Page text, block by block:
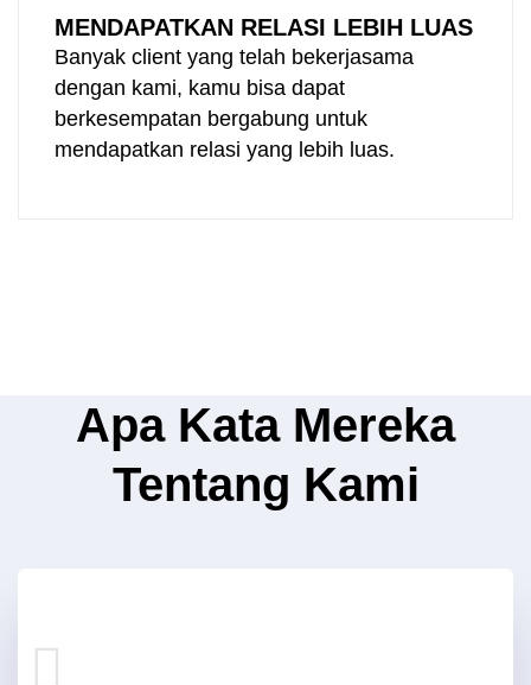
MENDAPATKAN RELASI LEBIH LUAS
Banyak client yang telah bekerjasama
dengan kami, kamu bisa dapat
berkesempatan bergabung untuk
mendapatkan relasi yang lebih luas.
Apa Kata Mereka
Tentang Kami